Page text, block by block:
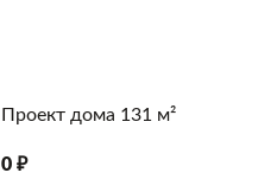
Проект дома 131 м²
0 ₽